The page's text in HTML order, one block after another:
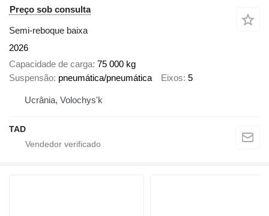
Preço sob consulta
Semi-reboque baixa
2026
Capacidade de carga 75 000 kg
Suspensão pneumática/pneumática Eixos 5
Ucrânia, Volochys'k
TAD